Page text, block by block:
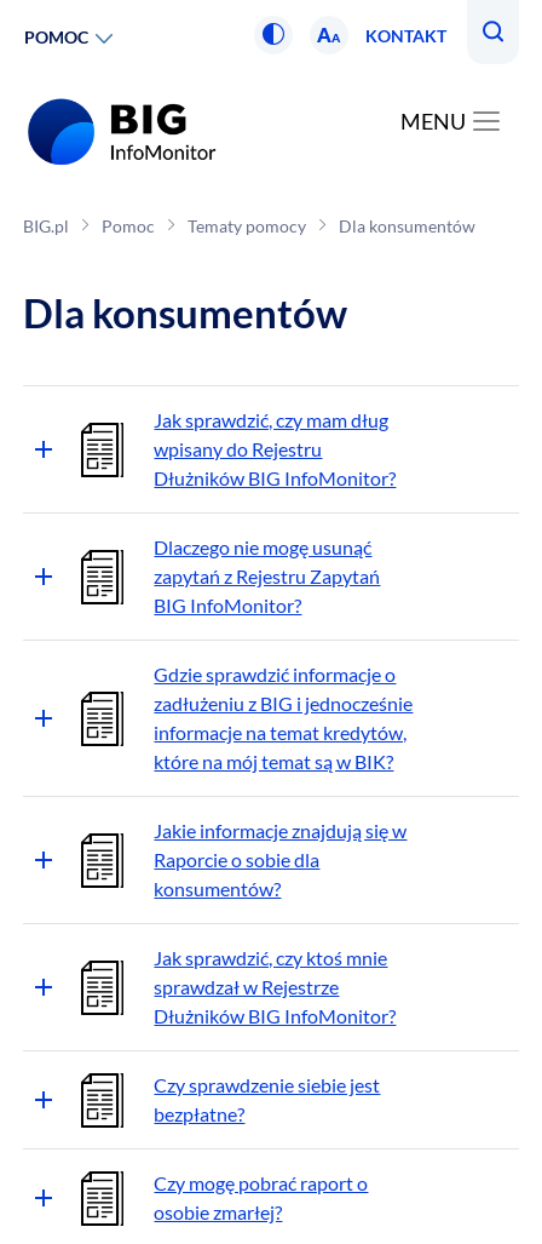
POMOC AA KONTAKT
MENU
BIG.pl Pomoc Tematy pomocy Dla konsumentów
Dla konsumentów
Jak sprawdzić, czy mam dług
wpisany do Rejestru
Dłużników BIG InfoMonitor?
Dlaczego nie mogę usunąć
zapytań z Rejestru Zapytań
BIG InfoMonitor?
Gdzie sprawdzić informacje o
zadłużeniu z BIG i jednocześnie
informacje na temat kredytów,
które na mój temat są w BIK?
Jakie informacje znajdują się w
Raporcie o sobie dla
konsumentów?
Jak sprawdzić, czy ktoś mnie
sprawdzał w Rejestrze
Dłużników BIG InfoMonitor?
Czy sprawdzenie siebie jest
bezpłatne?
Czy mogę pobrać raport o
osobie zmarłej?